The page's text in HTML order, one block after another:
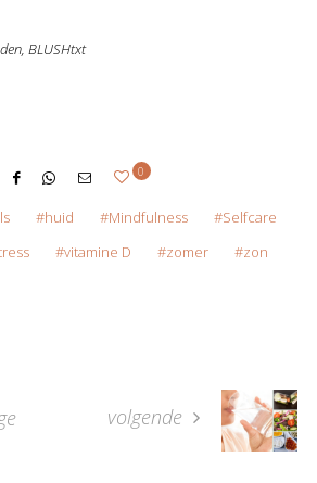
BLUSHtxt
0
huid Mindfulness
Selfcare
vitamine D zomer zon
volgende